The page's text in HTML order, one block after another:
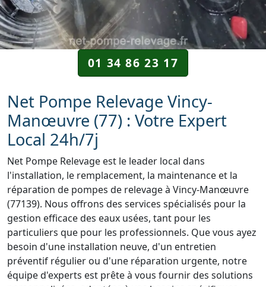
01 34 86 23 17
Net Pompe Relevage Vincy-
Manœuvre (77) : Votre Expert
Local 24h/7j
Net Pompe Relevage est le leader local dans
l'installation, le remplacement, la maintenance et la
réparation de pompes de relevage à Vincy-Manœuvre
(77139). Nous offrons des services spécialisés pour la
gestion efficace des eaux usées, tant pour les
particuliers que pour les professionnels. Que vous ayez
besoin d'une installation neuve, d'un entretien
préventif régulier ou d'une réparation urgente, notre
équipe d'experts est prête à vous fournir des solutions